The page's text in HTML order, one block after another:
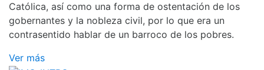
Católica, así como una forma de ostentación de los
gobernantes y la nobleza civil, por lo que era un
contrasentido hablar de un barroco de los pobres.
Ver más